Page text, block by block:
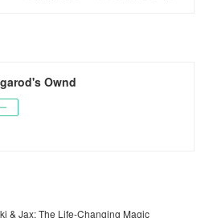
Ownd
& Jax: The Life-Changing Magic